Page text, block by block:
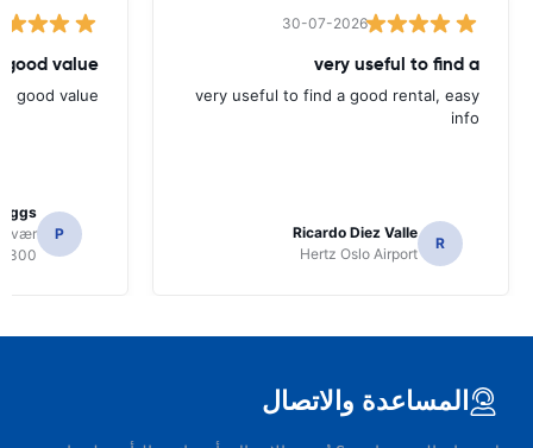
30-07-2026
very useful to find a
very useful to find a good rental, easy
info
R
Ricardo Diez Valle
Hertz Oslo Airport
value.
good value.
P
8300
المساعدة والاتصال